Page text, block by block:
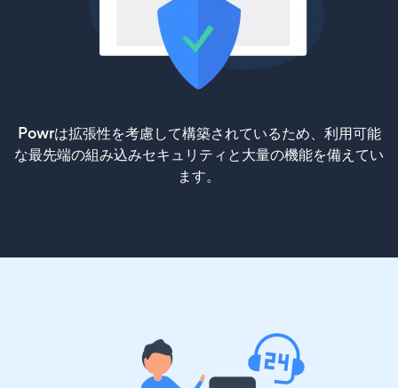
Powrは拡張性を考慮して構築されているため、利用可能
な最先端の組み込みセキュリティと大量の機能を備えてい
ます。